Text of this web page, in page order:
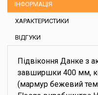
ІНФОРМАЦІЯ
ХАРАКТЕРИСТИКИ
ВІДГУКИ
Підвіконня Данке з
завширшки 400 мм,
(мармур бежевий